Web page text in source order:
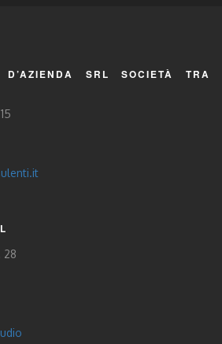
D’AZIENDA SRL SOCIETÀ TRA
28